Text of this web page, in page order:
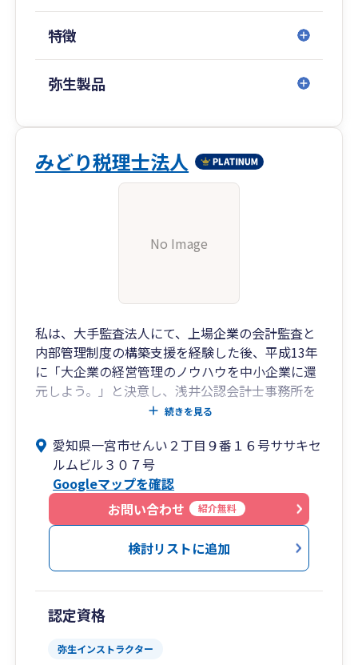
特徴
弥生製品
みどり税理士法人
No Image
私は、大手監査法人にて、上場企業の会計監査と
内部管理制度の構築支援を経験した後、平成13年
に「大企業の経営管理のノウハウを中小企業に還
元しよう。」と決意し、浅井公認会計士事務所を
その後、平成30年5月に浅井公認会計士事務所と
中川公認会計士事務所が合併して「みどり税理士
法人」が誕生しました。当法人の経営理念は、
「中小企業の安定的な発展のために、質の高い会
計＆税務＆経営コンサルティングサービスを提供
すること」です。
クスしていただいた上で、ご満足のいただくご対
応をさせていただく思いが込められています。当
法人はコロナ対策はもちろんのこと、常時10種類
続きを見る
愛知県一宮市せんい２丁目９番１６号ササキセ
ルムビル３０７号
Googleマップを確認
お問い合わせ
紹介無料
検討リストに追加
認定資格
弥生インストラクター